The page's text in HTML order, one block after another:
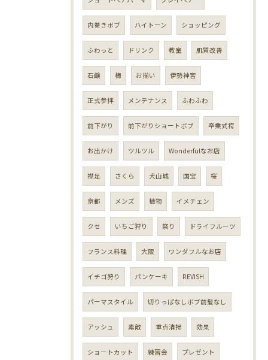
内巻きボブ ハイトーン ショッピング
ふわっと ドリンク 教室 肌質改善
石鹸 梅 お揃い 伊勢神宮
正式参拝 メンテナンス ふわふわ
前下がり 前下がりショートボブ 卒業式袴
お出かけ ツルツル Wonderfulなお店
襟足 さくら 犬山城 国宝 桜
京都 メンズ 植物 イメチェン
クセ いちご狩り 祭り ドライフルーツ
フランス料理 大阪 ワンダフルなお店
イチゴ狩り パンケーキ REVISH
パーマスタイル 切りっぱなしボブ前髪なし
アッシュ 素敵 重点清掃 効果
ショートカット 練習会 プレゼント